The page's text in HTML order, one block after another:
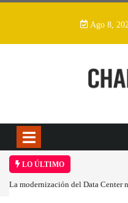
Ago 8,
LO ÚLTIMO
La modernización del Data Center